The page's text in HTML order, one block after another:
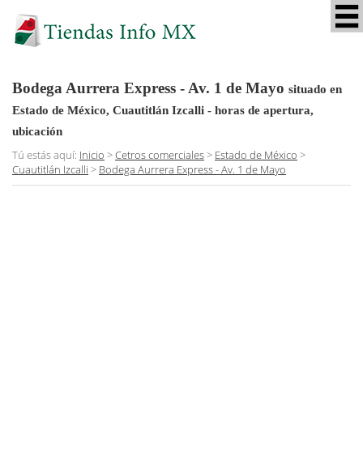
Bodega Aurrera Express - Av. 1 de Mayo situado en
Estado de México, Cuautitlán Izcalli - horas de apertura,
ubicación
Tú estás aquí: Inicio >Cetros comerciales> Estado de México >
Cuautitlán Izcalli > Bodega Aurrera Express - Av. 1 de Mayo